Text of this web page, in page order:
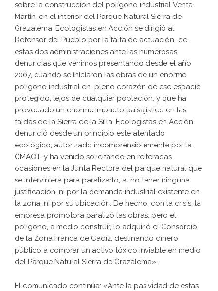
sobre la construcción del polígono industrial Venta
Martín, en el interior del Parque Natural Sierra de
Grazalema. Ecologistas en Acción se dirigió al
Defensor del Pueblo por la falta de actuación de
estas dos administraciones ante las numerosas
denuncias que venimos presentando desde el año
2007, cuando se iniciaron las obras de un enorme
polígono industrial en pleno corazón de ese espacio
protegido, lejos de cualquier población, y que ha
provocado un enorme impacto paisajístico en las
faldas de la Sierra de la Silla. Ecologistas en Acción
denunció desde un principio este atentado
ecológico, autorizado incomprensiblemente por la
CMAOT, y ha venido solicitando en reiteradas
ocasiones en la Junta Rectora del parque natural que
se interviniera para paralizarlo, al no tener ninguna
justificación, ni por la demanda industrial existente en
la zona, ni por su ubicación. De hecho, con la crisis, la
empresa promotora paralizó las obras, pero el
polígono, a medio construir, lo adquirió el Consorcio
de la Zona Franca de Cádiz, destinando dinero
público a comprar un activo tóxico inviable en medio
del Parque Natural Sierra de Grazalema».
El comunicado continúa: «Ante la pasividad de estas